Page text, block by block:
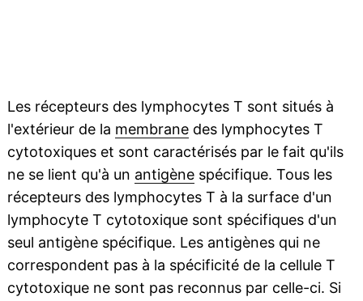
Les récepteurs des lymphocytes T sont situés à
l'extérieur de la membranedes lymphocytes T
cytotoxiques et sont caractérisés par le fait qu'ils
ne se lient qu'à un antigènespécifique. Tous les
récepteurs des lymphocytes T à la surface d'un
lymphocyte T cytotoxique sont spécifiques d'un
seul antigène spécifique. Les antigènes qui ne
correspondent pas à la spécificité de la cellule T
cytotoxique ne sont pas reconnus par celle-ci. Si